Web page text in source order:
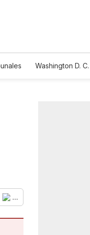
Washington D. C.
...